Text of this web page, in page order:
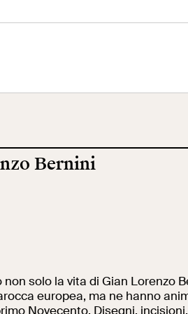
ed eventi
al
Romano
La collezione
del VIVE
Bernini
solo la vita di Gian Lorenzo
europea, ma ne hanno
Novecento. Disegni,